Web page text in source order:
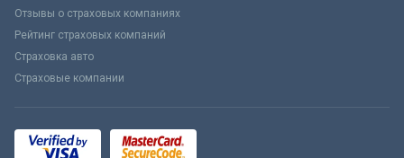
Отзывы о страховых компаниях
Рейтинг страховых компаний
Страховка авто
Страховые компании